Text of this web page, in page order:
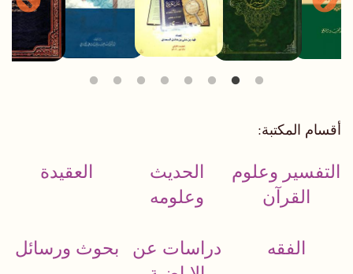
أقسام المكتبة:
التفسير وعلوم
القرآن
الحديث
وعلومه
العقيدة
الفقه
دراسات عن
بحوث ورسائل